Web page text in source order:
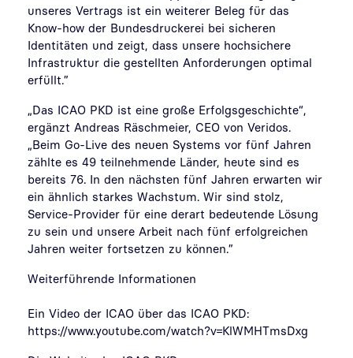
unseres Vertrags ist ein weiterer Beleg für das
Know-how der Bundesdruckerei bei sicheren
Identitäten und zeigt, dass unsere hochsichere
Infrastruktur die gestellten Anforderungen optimal
erfüllt.”
„Das ICAO PKD ist eine große Erfolgsgeschichte“,
ergänzt Andreas Räschmeier, CEO von Veridos.
„Beim Go-Live des neuen Systems vor fünf Jahren
zählte es 49 teilnehmende Länder, heute sind es
bereits 76. In den nächsten fünf Jahren erwarten wir
ein ähnlich starkes Wachstum. Wir sind stolz,
Service-Provider für eine derart bedeutende Lösung
zu sein und unsere Arbeit nach fünf erfolgreichen
Jahren weiter fortsetzen zu können.”
Weiterführende Informationen
Ein Video der ICAO über das ICAO PKD:
https://www.youtube.com/watch?v=KlWMHTmsDxg